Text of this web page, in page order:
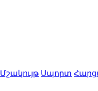
Մշակույթ Սպորտ